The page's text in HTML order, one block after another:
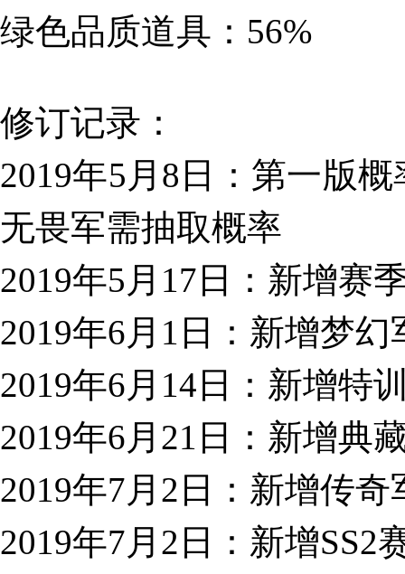
绿色品质道具：56%
修订记录：
2019年5月8日：第一版
无畏军需抽取概率
2019年5月17日：新增赛
2019年6月1日：新增梦
2019年6月14日：新增特
2019年6月21日：新增典
2019年7月2日：新增传
2019年7月2日：新增SS2